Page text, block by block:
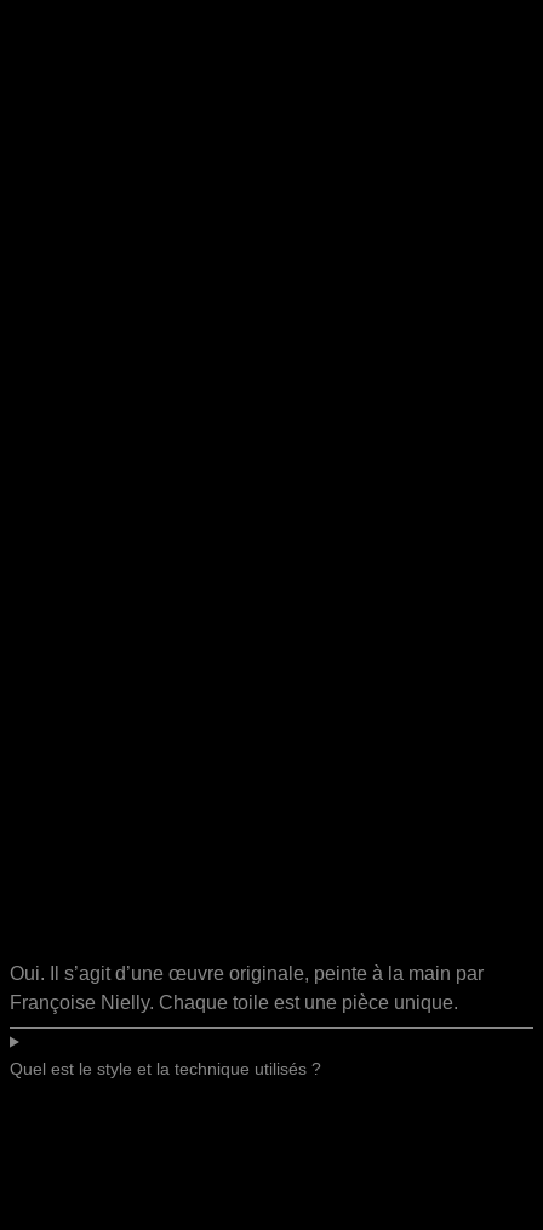
Oui. Il s’agit d’une œuvre originale, peinte à la main par
Françoise Nielly. Chaque toile est une pièce unique.
Quel est le style et la technique utilisés ?